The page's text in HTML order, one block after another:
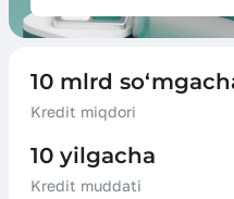
10 mlrd
Kredit miqdori
10 yilgacha
Kredit muddati